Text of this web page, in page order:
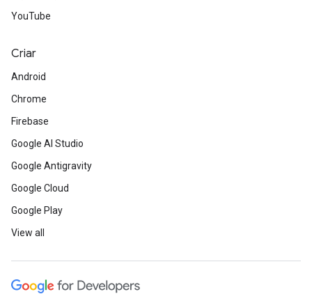
YouTube
Criar
Android
Chrome
Firebase
Google AI Studio
Google Antigravity
Google Cloud
Google Play
View all